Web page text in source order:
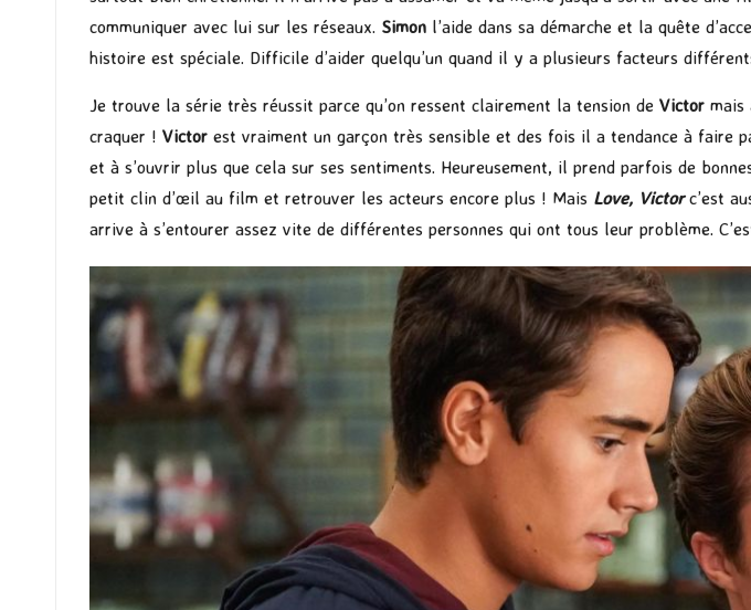
communiquer avec lui sur les réseaux. Simon l’aide dans sa démarche et la quête
histoire est spéciale. Difficile d’aider quelqu’un quand il y a plusieurs facteurs
Je trouve la série très réussit parce qu’on ressent clairement la tension de Victor mais
craquer ! Victor est vraiment un garçon très sensible et des fois il a tendance à faire
et à s’ouvrir plus que cela sur ses sentiments. Heureusement, il prend parfois de
petit clin d’œil au film et retrouver les acteurs encore plus ! Mais Love, Victorc’est
arrive à s’entourer assez vite de différentes personnes qui ont tous leur problème.